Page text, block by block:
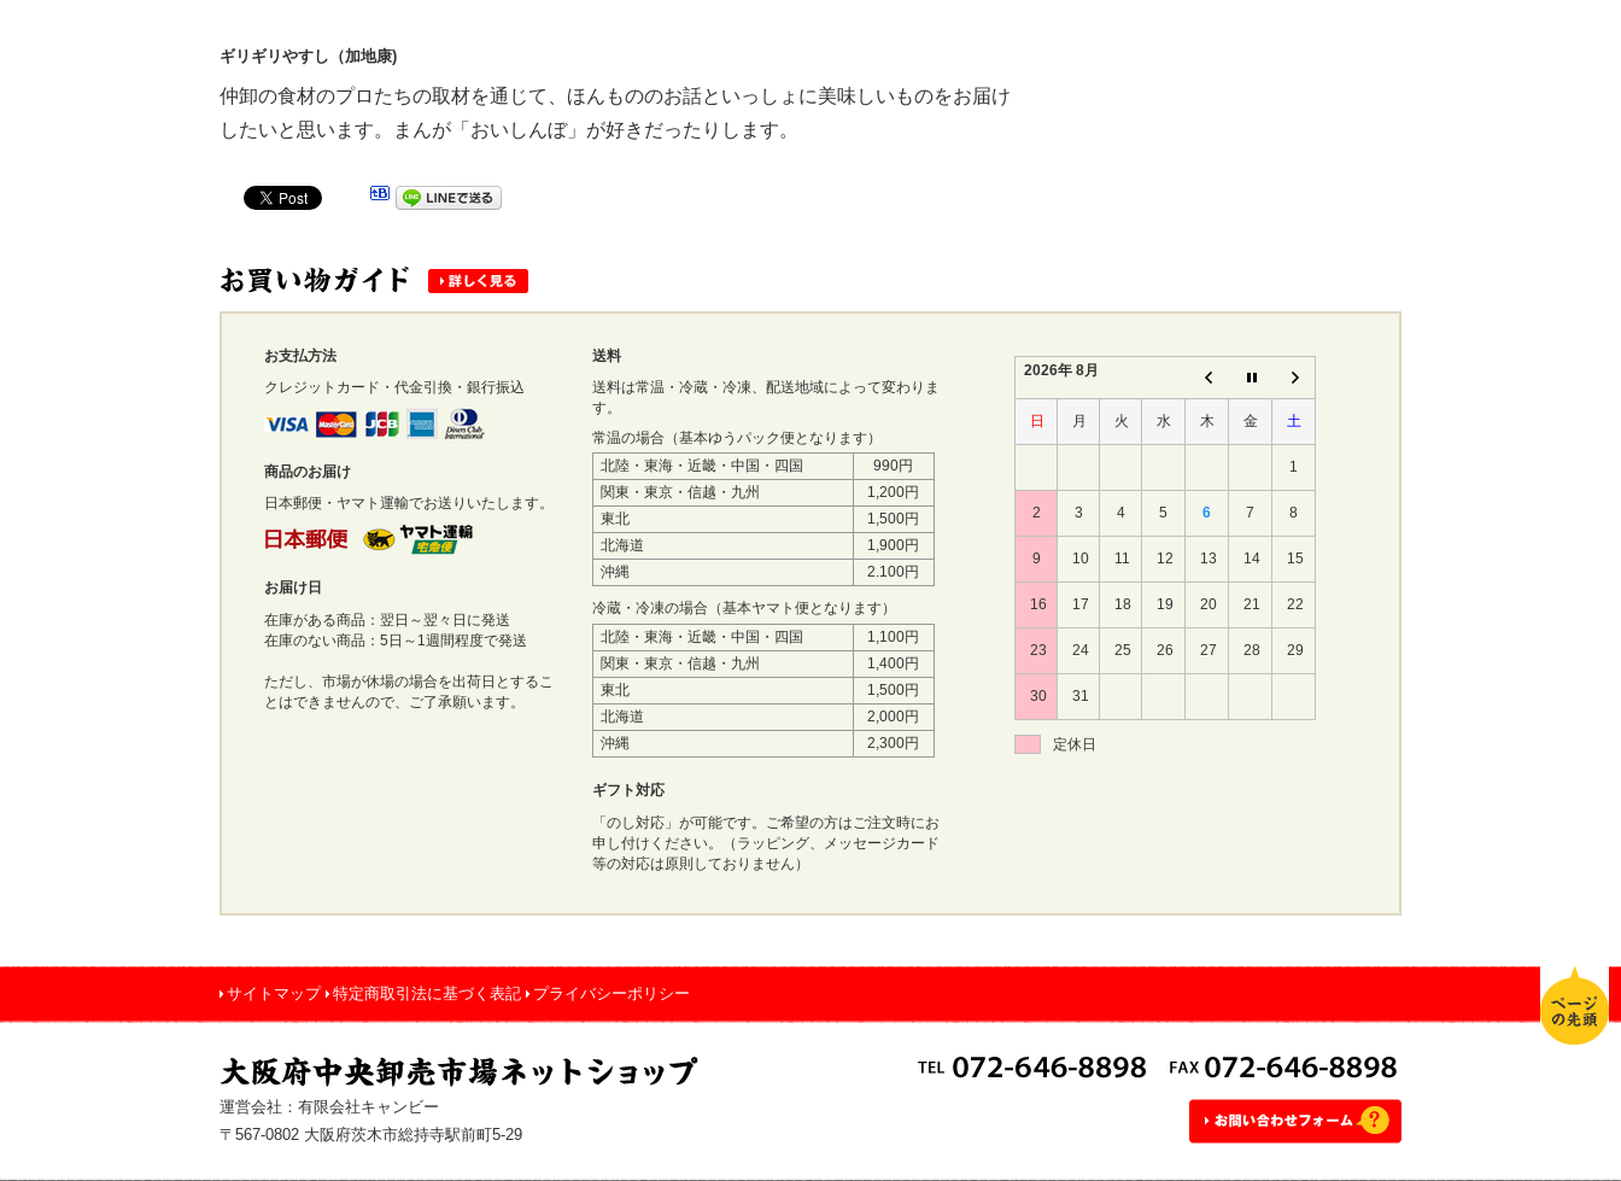
ギリギリやすし（加地康)
仲卸の食材のプロたちの取材を通じて、ほんもののお話といっしょに美味しいものをお届け
したいと思います。まんが「おいしんぼ」が好きだったりします。
お支払方法
クレジットカード・代金引換・銀行振込
商品のお届け
日本郵便・ヤマト運輸でお送りいたします。
お届け日
在庫がある商品：翌日～翌々日に発送
在庫のない商品：5日～1週間程度で発送
ただし、市場が休場の場合を出荷日とするこ
とはできませんので、ご了承願います。
送料
送料は常温・冷蔵・冷凍、配送地域によって変わりま
す。
常温の場合（基本ゆうパック便となります）
北陸・東海・近畿・中国・四国
990円
関東・東京・信越・九州
1,200円
東北
1,500円
北海道
1,900円
沖縄
2.100円
冷蔵・冷凍の場合（基本ヤマト便となります）
北陸・東海・近畿・中国・四国
1,100円
関東・東京・信越・九州
1,400円
東北
1,500円
北海道
2,000円
沖縄
2,300円
ギフト対応
「のし対応」が可能です。ご希望の方はご注文時にお
申し付けください。（ラッピング、メッセージカード
等の対応は原則しておりません）
2026年 8月
日 月 火 水 木 金 土
1
2 3 4 5 6 7 8
9 10 11 12 13 14 15
16 17 18 19 20 21 22
23 24 25 26 27 28 29
30 31
定休日
サイトマップ 特定商取引法に基づく表記 プライバシーポリシー
運営会社：有限会社キャンビー
〒567-0802 大阪府茨木市総持寺駅前町5-29